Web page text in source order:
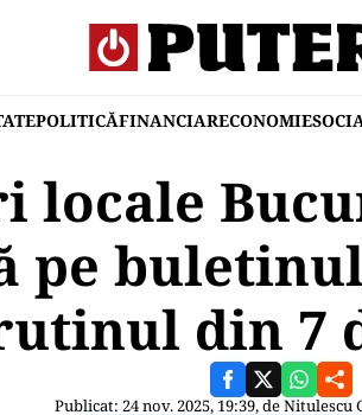
POLITICĂFINANCIARECONOMIE
locale
pe
din 7
Publicat: 24 nov. 2025, 19:39, deNitulescu